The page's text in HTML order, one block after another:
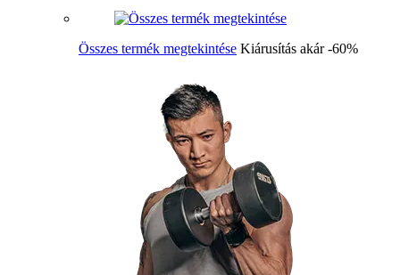
Összes termék megtekintése Kiárusítás akár -60%